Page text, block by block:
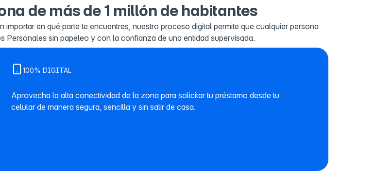
de más de 1 millón de habitantes
en qué parte te encuentres, nuestro proceso digital permite que cualquier persona
sin papeleo y con la confianza de una entidad supervisada.
100% DIGITAL
Aprovecha la alta conectividad de la zona para solicitar tu préstamo desde tu
celular de manera segura, sencilla y sin salir de casa.